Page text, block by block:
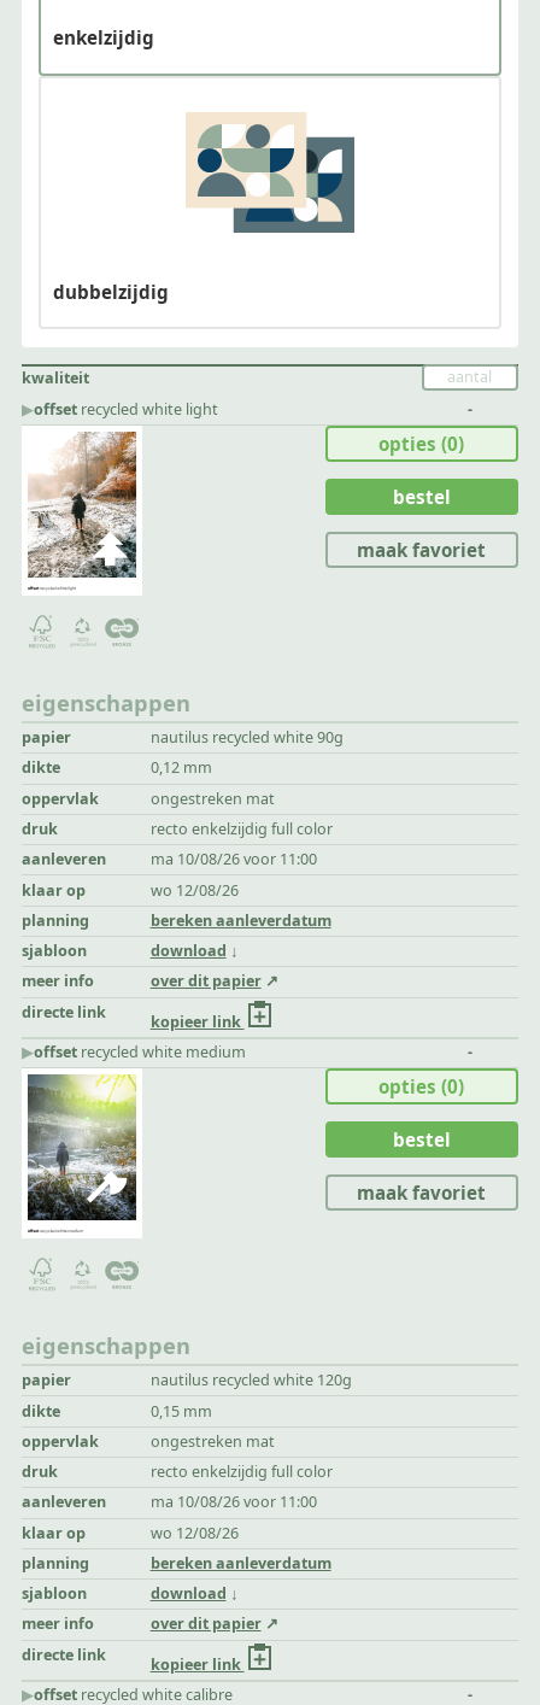
enkelzijdig
dubbelzijdig
kwaliteit
▶︎offset recycled white light -
eigenschappen
papier
nautilus recycled white 90g
dikte
0,12 mm
oppervlak
ongestreken mat
druk
recto enkelzijdig full color
aanleveren
ma 10/08/26 voor 11:00
klaar op
wo 12/08/26
planning
bereken aanleverdatum
sjabloon
download
meer info
over dit papier
directe link
kopieer link
opties(0)
bestel
maak favoriet
▶︎offset recycled white medium -
eigenschappen
papier
nautilus recycled white 120g
dikte
0,15 mm
oppervlak
ongestreken mat
druk
recto enkelzijdig full color
aanleveren
ma 10/08/26 voor 11:00
klaar op
wo 12/08/26
planning
bereken aanleverdatum
sjabloon
download
meer info
over dit papier
directe link
kopieer link
opties(0)
bestel
maak favoriet
▶︎offset recycled white calibre -